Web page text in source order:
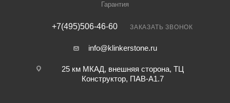
Гарантия
+7(495)506-46-60 ЗАКАЗАТЬ ЗВОНОК
info@klinkerstone.ru
25 км МКАД, внешняя сторона, ТЦ
Конструктор, ПАВ-А1.7